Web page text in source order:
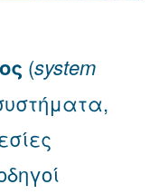
(system